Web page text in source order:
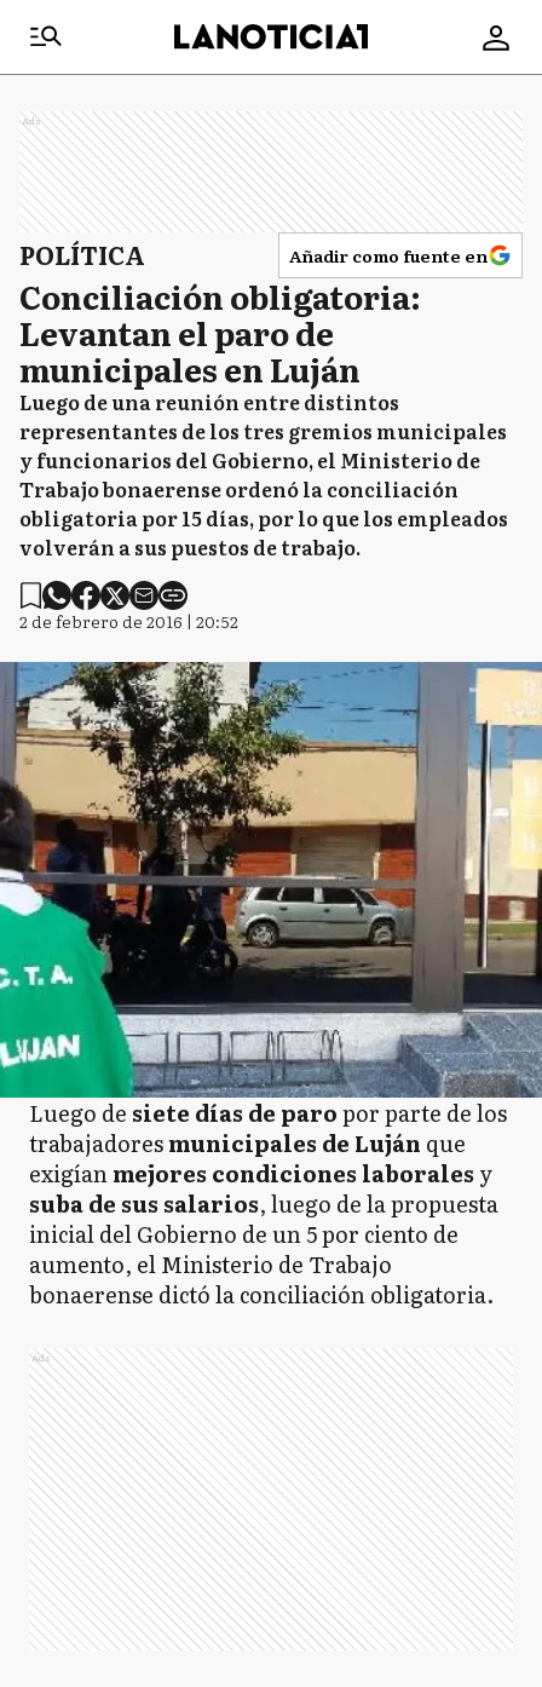
Ads
POLÍTICA Añadir como fuente en
Conciliación obligatoria:
Levantan el paro de
municipales en Luján
Luego de una reunión entre distintos
representantes de los tres gremios municipales
y funcionarios del Gobierno, el Ministerio de
Trabajo bonaerense ordenó la conciliación
obligatoria por 15 días, por lo que los empleados
volverán a sus puestos de trabajo.
2 de febrero de 2016 | 20:52
Luego de siete días de paropor parte de los
trabajadoresmunicipales de Luján que
exigíanmejores condiciones laborales y
suba de sus salarios, luego de la propuesta
inicial del Gobierno de un 5 por ciento de
aumento, el Ministerio de Trabajo
bonaerense dictó la conciliación obligatoria.
Ads